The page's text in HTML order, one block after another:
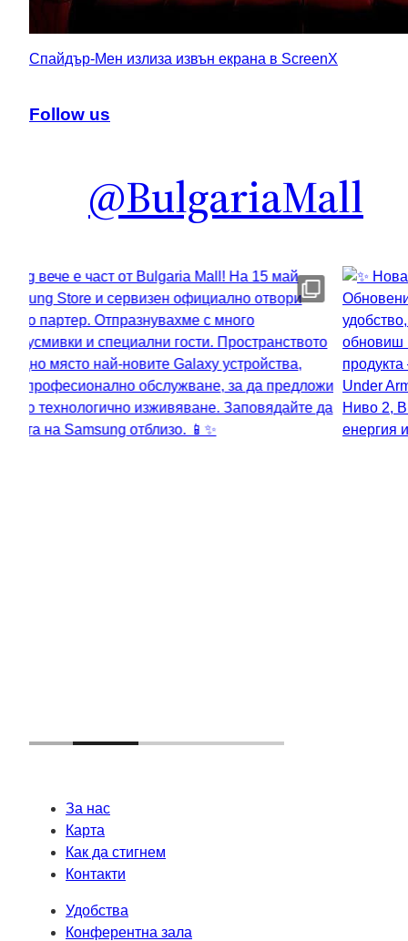
Спайдър-Мен излиза извън екрана в ScreenX
Follow us
@BulgariaMall
За нас
Карта
Как да стигнем
Контакти
Удобства
Конферентна зала